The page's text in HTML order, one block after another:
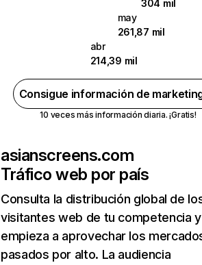
304 mil
may
261,87 mil
abr
214,39 mil
Consigue información de
10 veces más información diaria. ¡Gratis!
asianscreens.com
Tráfico web por país
Consulta la distribución global de
visitantes web de tu competencia y
empieza a aprovechar los
pasados por alto. La audiencia